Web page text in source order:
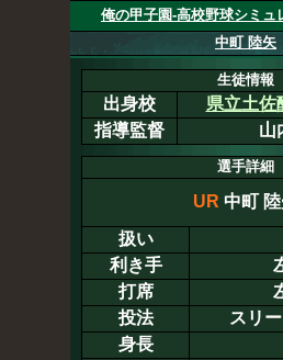
俺の甲子園-高校野球シミュ
中町 陸矢
生徒情報
出身校
県立土佐
指導監督
山
選手詳細
UR 中町
扱い
利き手
打席
投法
スリ
身長